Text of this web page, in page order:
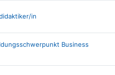
in
Business